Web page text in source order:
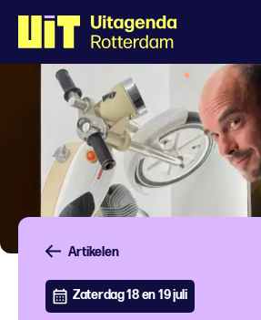
Artikelen
Zaterdag 18 en 19 juli